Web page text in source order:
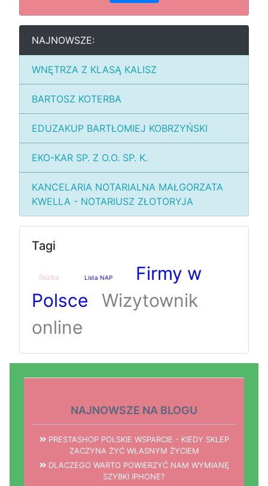
NAJNOWSZE:
WNĘTRZA Z KLASĄ KALISZ
BARTOSZ KOTERBA
EDUZAKUP BARTŁOMIEJ KOBRZYŃSKI
EKO-KAR SP. Z O.O. SP. K.
KANCELARIA NOTARIALNA MAŁGORZATA
KWELLA - NOTARIUSZ ZŁOTORYJA
Tagi
fiszka Lista NAP
Firmy w
Polsce
Wizytownik
online
NAJNOWSZE NA BLOGU
PRESTASHOP POLSKIE WSPARCIE - KIEDY SKLEP
ZACZYNA ŻYĆ WŁASNYM ŻYCIEM
DLACZEGO WARTO POWIERZYĆ NAM WYMIANĘ
SZYBKI IPHONE?